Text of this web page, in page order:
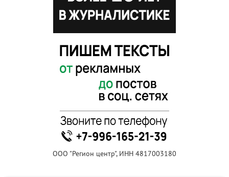
ООО "Регион центр", ИНН 4817003180